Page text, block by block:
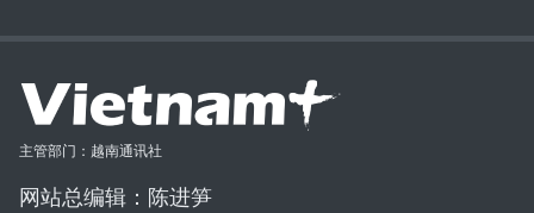
主管部门：越南通讯社
网站总编辑：陈进笋